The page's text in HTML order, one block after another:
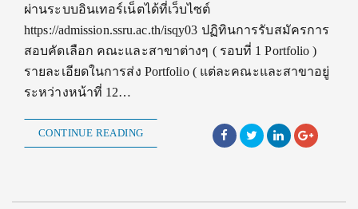
ผ่านระบบอินเทอร์เน็ตได้ที่เว็บไซต์
https://admission.ssru.ac.th/isqy03 ปฏิทินการรับสมัครการ
สอบคัดเลือก คณะและสาขาต่างๆ ( รอบที่ 1 Portfolio )
รายละเอียดในการส่ง Portfolio ( แต่ละคณะและสาขาอยู่
ระหว่างหน้าที่ 12…
CONTINUE READING